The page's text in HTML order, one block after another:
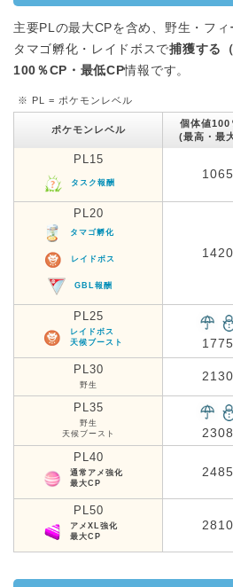
主要PLの最大CPを含め、野生・フィ
タマゴ孵化・レイドボスで捕獲する
100％CP・最低CP情報です。
※ PL = ポケモンレベル
ポケモンレベル
個体値100
(最高・最
PL15
タスク報酬
1065
PL20
タマゴ孵化
レイドボス
GBL報酬
1420
PL25
レイドボス
天候ブースト
1775
PL30
野生
2130
PL35
野生
天候ブースト
2308
PL40
通常アメ強化
最大CP
2485
PL50
アメXL強化
最大CP
2810